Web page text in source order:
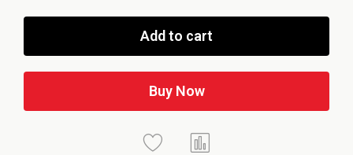
Add to cart
Buy Now